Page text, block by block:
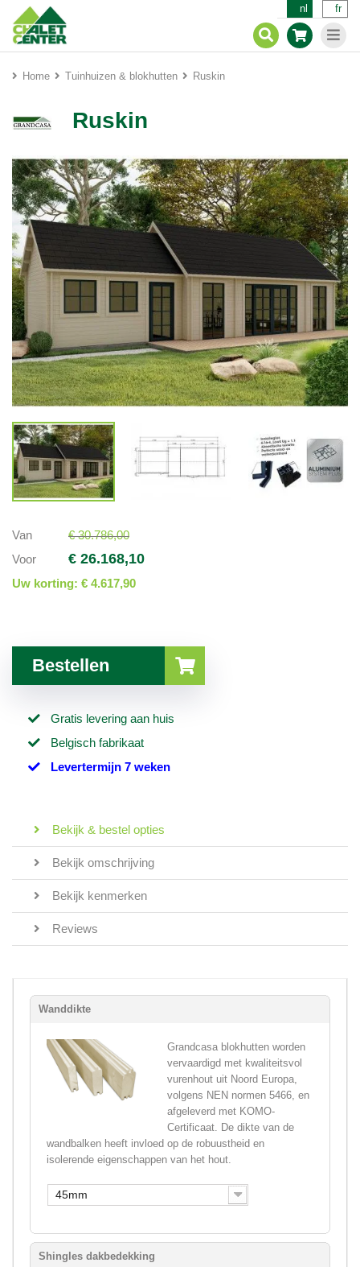
nl fr
Home Tuinhuizen & blokhutten Ruskin
Ruskin
Van
€ 30.786,00
Voor
€ 26.168,10
Uw korting: € 4.617,90
Bestellen
Gratis levering aan huis
Belgisch fabrikaat
Levertermijn 7 weken
Bekijk & bestel opties
Bekijk omschrijving
Bekijk kenmerken
Reviews
Wanddikte
Grandcasa blokhutten worden
vervaardigd met kwaliteitsvol
vurenhout uit Noord Europa,
volgens NEN normen 5466, en
afgeleverd met KOMO-
Certificaat. De dikte van de
wandbalken heeft invloed op de robuustheid en
isolerende eigenschappen van het hout.
45mm
Shingles dakbedekking